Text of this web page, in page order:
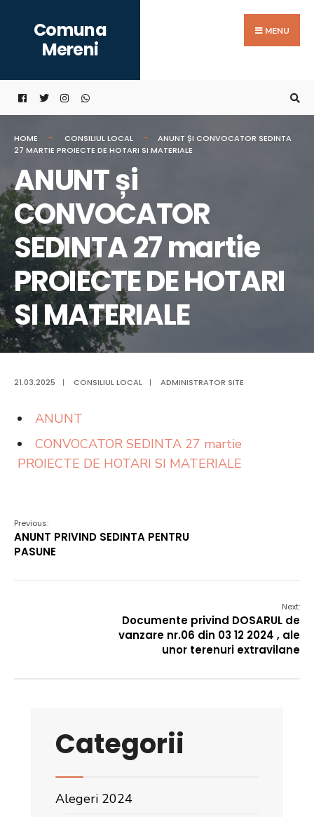
content
Comuna
Mereni
MENU
HOME CONSILIUL LOCAL
ANUNT ȘI CONVOCATOR SEDINTA
27 MARTIE PROIECTE DE HOTARI SI MATERIALE
ANUNT și
CONVOCATOR
SEDINTA 27 martie
PROIECTE DE HOTARI
SI MATERIALE
21.03.2025 | CONSILIUL LOCAL | ADMINISTRATOR SITE
ANUNT
CONVOCATOR SEDINTA 27 martie
PROIECTE DE HOTARI SI MATERIALE
Previous:
ANUNT PRIVIND SEDINTA PENTRU
PASUNE
Next:
Documente privind DOSARUL de
vanzare nr.06 din 03 12 2024 , ale
unor terenuri extravilane
Categorii
Alegeri 2024
for: